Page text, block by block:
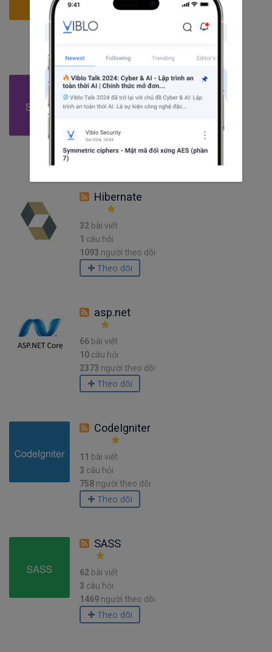
câu hỏi
1747
Spring
124bài viết
1377người theo dõi
Theo dõi
Hibernate
32 bài viết
1 câu hỏi
1093 người theo dõi
Theo dõi
asp.net
66 bài viết
10 câu hỏi
2373 người theo dõi
Theo dõi
CodeIgniter
11 bài viết
3 câu hỏi
758 người theo dõi
Theo dõi
SASS
62 bài viết
3 câu hỏi
1469 người theo dõi
Theo dõi